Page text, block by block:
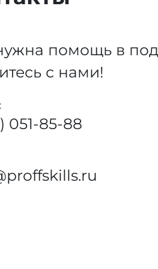
помощь в
с нами!
051-85-88